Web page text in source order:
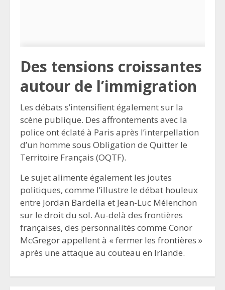
Des tensions croissantes
autour de l’immigration
Les débats s’intensifient également sur la
scène publique. Des affrontements avec la
police ont éclaté à Paris après l’interpellation
d’un homme sous Obligation de Quitter le
Territoire Français (OQTF).
Le sujet alimente également les joutes
politiques, comme l’illustre le débat houleux
entre Jordan Bardella et Jean-Luc Mélenchon
sur le droit du sol. Au-delà des frontières
françaises, des personnalités comme Conor
McGregor appellent à « fermer les frontières »
après une attaque au couteau en Irlande.